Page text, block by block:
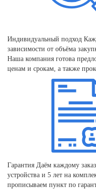
Индивидуальный подход
зависимости от объёма
Наша компания готова
ценам и срокам, а также
Гарантия Даём каждому
устройства и 5 лет на
прописываем пункт по